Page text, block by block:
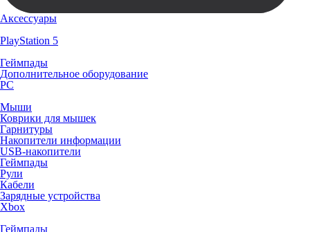
Аксессуары
PlayStation 5
Геймпады
Дополнительное оборудование
PC
Мыши
Коврики для мышек
Гарнитуры
Накопители информации
USB-накопители
Геймпады
Рули
Кабели
Зарядные устройства
Xbox
Геймпады